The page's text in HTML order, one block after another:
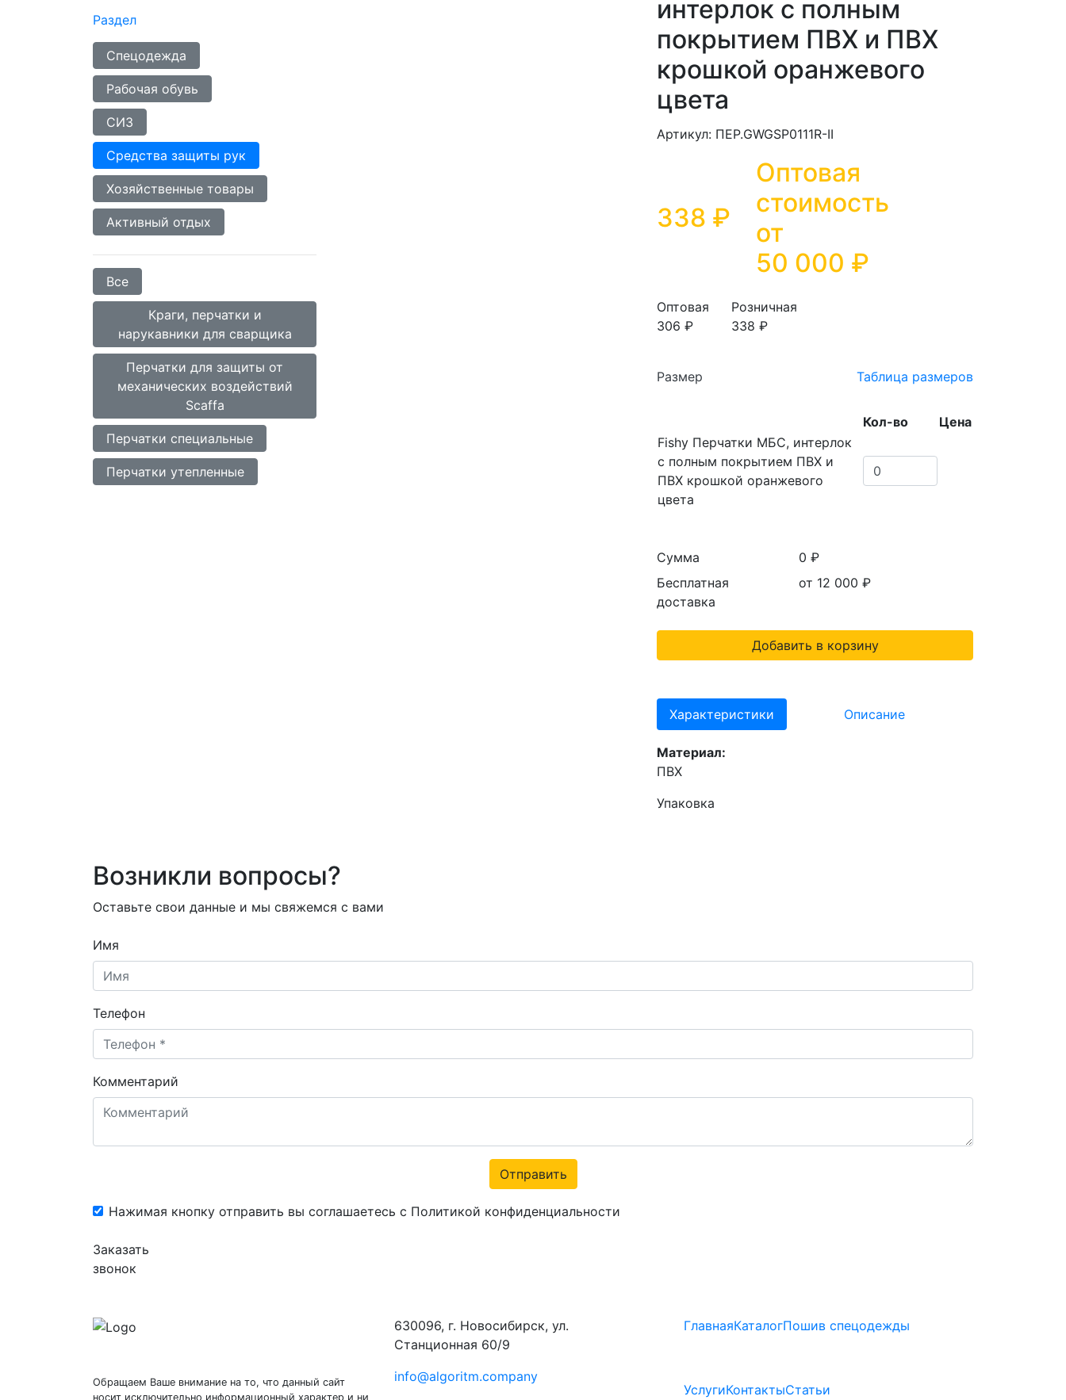
интерлок с полным
покрытием ПВХ и ПВХ
крошкой оранжевого
цвета
Артикул: ПЕР.GWGSP0111R-II
338 ₽
Оптовая
стоимость
от
50 000 ₽
Оптовая
306 ₽
Розничная
338 ₽
Размер Таблица размеров
Кол-во
Цена
Fishy Перчатки МБС, интерлок
с полным покрытием ПВХ и
ПВХ крошкой оранжевого
цвета
Сумма
Бесплатная
доставка
0 ₽
от 12 000 ₽
Добавить в корзину
Характеристики Описание
Материал:
ПВХ
Упаковка
Раздел
Спецодежда
Рабочая обувь
СИЗ
Средства защиты рук
Хозяйственные товары
Активный отдых
Все
Краги, перчатки и
нарукавники для сварщика
Перчатки для защиты от
механических воздействий
Scaffa
Перчатки специальные
Перчатки утепленные
Возникли вопросы?
Оставьте свои данные и мы свяжемся с вами
Имя
Телефон
Комментарий
Отправить
Нажимая кнопку отправить вы соглашаетесь с Политикой конфиденциальности
Заказать
звонок
Обращаем Ваше внимание на то, что данный сайт
носит исключительно информационный характер и ни
630096, г. Новосибирск, ул.
Станционная 60/9
info@algoritm.company
ГлавнаяКаталогПошив спецодежды
УслугиКонтактыСтатьи